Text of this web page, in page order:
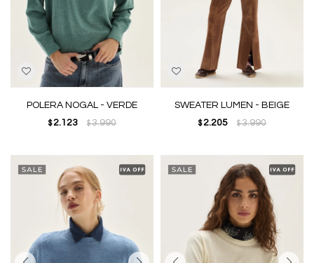
POLERA NOGAL - VERDE
$ 2.123 $3.990
SWEATER LUMEN - BEIGE
$ 2.205 $3.990